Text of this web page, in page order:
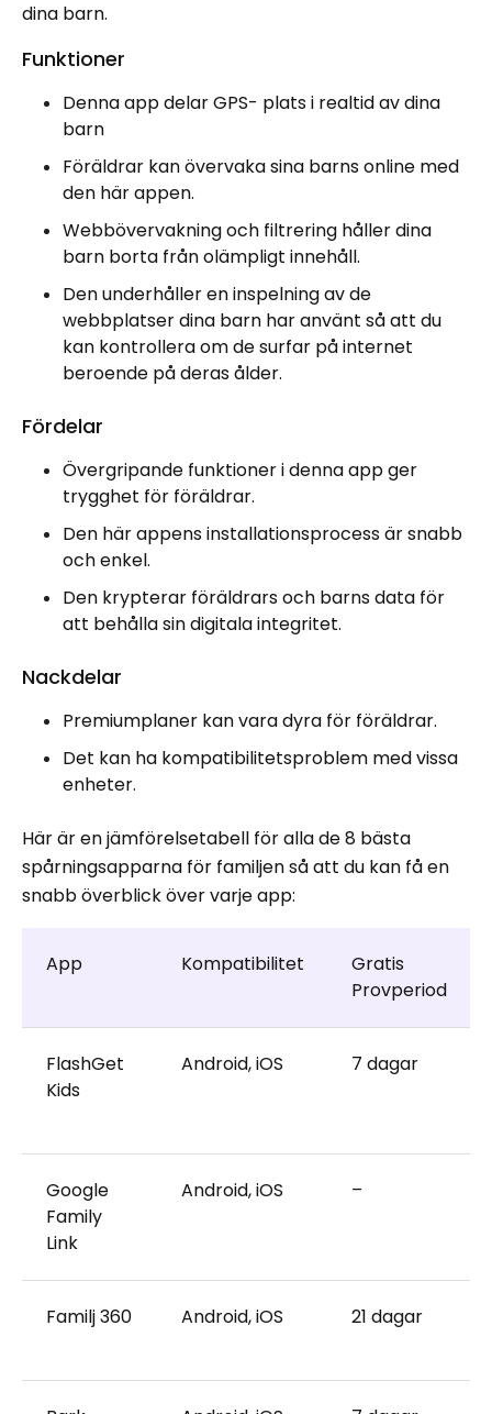
dina barn.
Funktioner
Denna app delar GPS- plats i realtid av dina
barn
Föräldrar kan övervaka sina barns online med
den här appen.
Webbövervakning och filtrering håller dina
barn borta från olämpligt innehåll.
Den underhåller en inspelning av de
webbplatser dina barn har använt så att du
kan kontrollera om de surfar på internet
beroende på deras ålder.
Fördelar
Övergripande funktioner i denna app ger
trygghet för föräldrar.
Den här appens installationsprocess är snabb
och enkel.
Den krypterar föräldrars och barns data för
att behålla sin digitala integritet.
Nackdelar
Premiumplaner kan vara dyra för föräldrar.
Det kan ha kompatibilitetsproblem med vissa
enheter.
Här är en jämförelsetabell för alla de 8 bästa
spårningsapparna för familjen så att du kan få en
snabb överblick över varje app:
App Kompatibilitet
Gratis
Provperiod
FlashGet
Kids
Android, iOS 7 dagar
Google
Family
Link
Android, iOS –
Familj 360 Android, iOS 21 dagar